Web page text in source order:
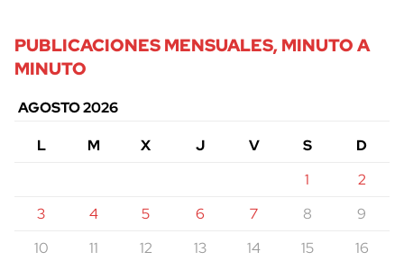
PUBLICACIONES MENSUALES, MINUTO A
MINUTO
AGOSTO 2026
L
M X J V S
D
1
2
3
4 5 6 7 8
9
10
11 12 13 14 15
16